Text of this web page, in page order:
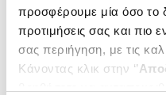
προσφέρουμε μία όσο το
προτιμήσεις σας και πιο
σας περιήγηση, με τις
Κάνοντας κλικ στην ‘’